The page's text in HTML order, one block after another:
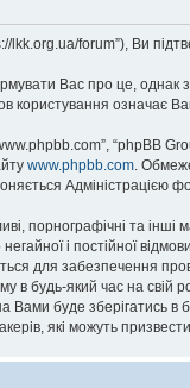
lkk.org.ua/forum”), Ви
Вас про це, однак
користування означає
“phpBB
www.phpbb.com .
Адміністрацією
порнографічні та
і постійної
для забезпечення
в будь-який час на
Вами буде зберігатись
які можуть